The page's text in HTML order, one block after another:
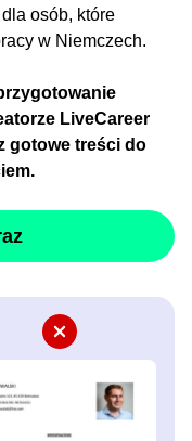
osób, które
w Niemczech.
LiveCareer
gotowe treści do